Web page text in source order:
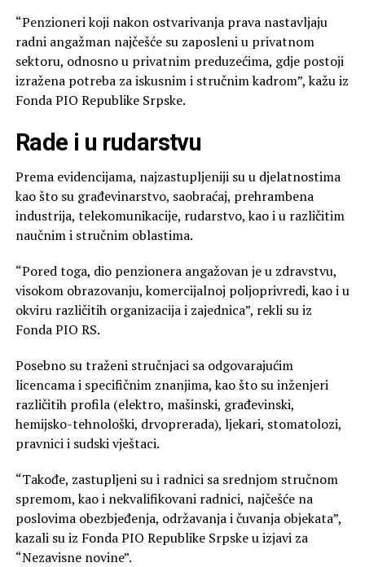
“Penzioneri koji nakon ostvarivanja prava nastavljaju
radni angažman najčešće su zaposleni u privatnom
sektoru, odnosno u privatnim preduzećima, gdje postoji
izražena potreba za iskusnim i stručnim kadrom”, kažu iz
Fonda PIO Republike Srpske.
Rade i u rudarstvu
Prema evidencijama, najzastupljeniji su u djelatnostima
kao što su građevinarstvo, saobraćaj, prehrambena
industrija, telekomunikacije, rudarstvo, kao i u različitim
naučnim i stručnim oblastima.
“Pored toga, dio penzionera angažovan je u zdravstvu,
visokom obrazovanju, komercijalnoj poljoprivredi, kao i u
okviru različitih organizacija i zajednica”, rekli su iz
Fonda PIO RS.
Posebno su traženi stručnjaci sa odgovarajućim
licencama i specifičnim znanjima, kao što su inženjeri
različitih profila (elektro, mašinski, građevinski,
hemijsko-tehnološki, drvoprerada), ljekari, stomatolozi,
pravnici i sudski vještaci.
“Takođe, zastupljeni su i radnici sa srednjom stručnom
spremom, kao i nekvalifikovani radnici, najčešće na
poslovima obezbjeđenja, održavanja i čuvanja objekata”,
kazali su iz Fonda PIO Republike Srpske u izjavi za
“Nezavisne novine”.